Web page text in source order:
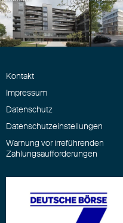
Kontakt
Impressum
Datenschutz
Datenschutzeinstellungen
Warnung vor irreführenden
Zahlungsaufforderungen